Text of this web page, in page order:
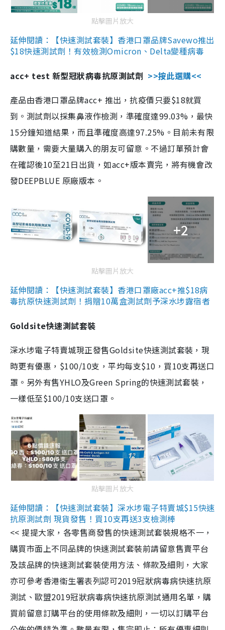
點擊圖片放大
延伸閱讀：【快速測試套裝】香港口罩品牌Savewo推出
$18快速測試劑！有效檢測Omicron、Delta變種病毒
acc+ test 新型冠狀病毒抗原測試劑 >>按此選購<<
產品由香港口罩品牌acc+ 推出，抗疫價只要$18就買
到。測試劑以採集鼻液作檢測，準確度達99.03%，最快
15分鐘知道結果，而且準確度高達97.25%。目前未有限
購數量，需要大量購入的朋友可留意。不過訂單預計會
在確認後10至21日出貨，如acc+版本賣完，將有機會改
發DEEPBLUE 原廠版本。
+2
點擊圖片放大
延伸閱讀：【快速測試套裝】香港口罩廠acc+推$18病
毒抗原快速測試劑！捐贈10萬盒測試劑予深水埗露宿者
Goldsite快速測試套裝
深水埗電子特賣城現正發售Goldsite快速測試套裝，現
時更有優惠，$100/10支，平均每支$10，買10支再送口
罩。另外有售YHLO及Green Spring的快速測試套裝，
一樣低至$100/10支送口罩。
點擊圖片放大
延伸閱讀：【快速測試套裝】深水埗電子特賣城$15快速
抗原測試劑 現貨發售！買10支再送3支檢測棒
<< 提提大家，各零售商發售的快速測試套裝規格不一，
購買市面上不同品牌的快速測試套裝前請留意售賣平台
及該品牌的快速測試套裝使用方法、條款及細則，大家
亦可參考香港衞生署表列認可2019冠狀病毒病快速抗原
測試、歐盟2019冠狀病毒病快速抗原測試通用名單，購
買前留意訂購平台的使用條款及細則，一切以訂購平台